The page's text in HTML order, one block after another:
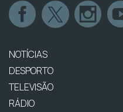
NOTÍCIAS
DESPORTO
TELEVISÃO
RÁDIO